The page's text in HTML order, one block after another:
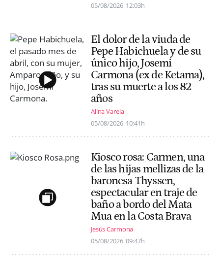
05/08/2026 12:03h
El dolor de la viuda de
Pepe Habichuela y de su
único hijo, Josemi
Carmona (ex de Ketama),
tras su muerte a los 82
años
Alina Varela
05/08/2026 10:41h
Kiosco rosa: Carmen, una
de las hijas mellizas de la
baronesa Thyssen,
espectacular en traje de
baño a bordo del Mata
Mua en la Costa Brava
Jesús Carmona
05/08/2026 09:47h